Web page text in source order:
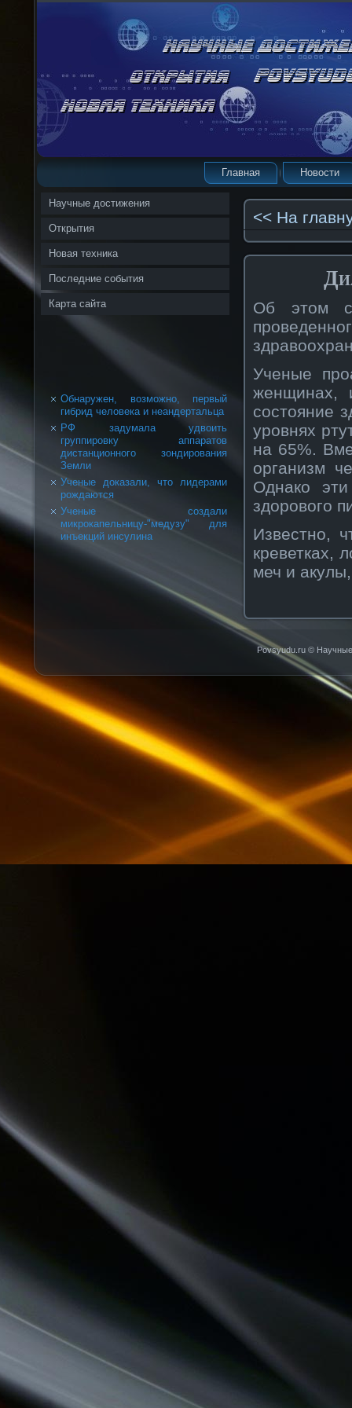
Главная Новости
Научные достижения
Открытия
Новая техника
Последние события
Карта сайта
Обнаружен, возможно, первый
гибрид человека и неандертальца
РФ задумала удвоить
группировку аппаратов
дистанционного зондирования
Земли
Ученые доказали, что лидерами
рождаются
Ученые создали
микрокапельницу-"медузу" для
инъекций инсулина
<< На
Об этом
Ученые
женщинах,
состояние
уровнях
на 65%.
организм
Однако
здорового
Известно,
креветках,
меч и
Povsyudu.ru © Научные